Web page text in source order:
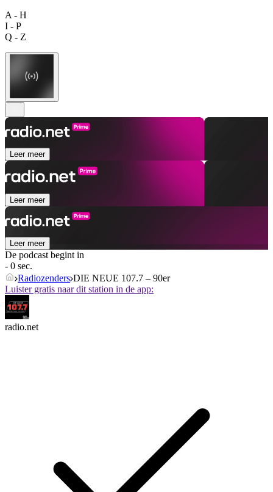
A - H
I - P
Q - Z
Leer meer
Leer meer
Leer meer
De podcast begint in
- 0 sec.
Radiozenders DIE NEUE 107.7 – 90er
Luister gratis naar dit station in de app:
radio.net